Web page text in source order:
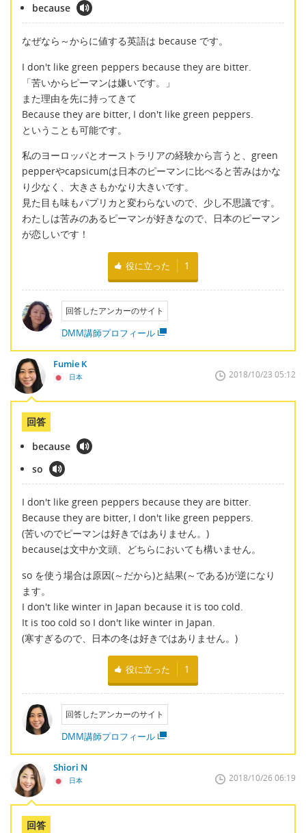
because
なぜなら～からに値する英語は because です。
I don't like green peppers because they are bitter.
「苦いからピーマンは嫌いです。」
また理由を先に持ってきて
Because they are bitter, I don't like green peppers.
ということも可能です。
私のヨーロッパとオーストラリアの経験から言うと、green
pepperやcapsicumは日本のピーマンに比べると苦みはかな
り少なく、大きさもかなり大きいです。
見た目も味もパプリカと変わらないので、少し不思議です。
わたしは苦みのあるピーマンが好きなので、日本のピーマン
が恋しいです！
役に立った 1
回答したアンカーのサイト
DMM講師プロフィール
Fumie K
日本 2018/10/23 05:12
回答
because
so
I don't like green peppers because they are bitter.
Because they are bitter, I don't like green peppers.
(苦いのでピーマンは好きではありません。)
becauseは文中か文頭、どちらにおいても構いません。
so を使う場合は原因(～だから)と結果(～である)が逆になり
ます。
I don't like winter in Japan because it is too cold.
It is too cold so I don't like winter in Japan.
(寒すぎるので、日本の冬は好きではありません。)
役に立った 1
回答したアンカーのサイト
DMM講師プロフィール
Shiori N
日本 2018/10/26 06:19
回答